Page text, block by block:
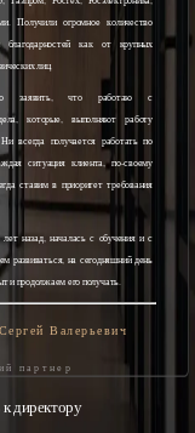
Получили огромное количество
как от крупных
лиц.
заявить, что работаю с
которые, выполняют работу
всегда получается работать по
ситуация клиента, по-своему
ставим в приоритет требования
назад, началась с обучения и с
развиваться, на сегодняшний день
и продолжаем его получать.
Валерьевич
партнер
директору